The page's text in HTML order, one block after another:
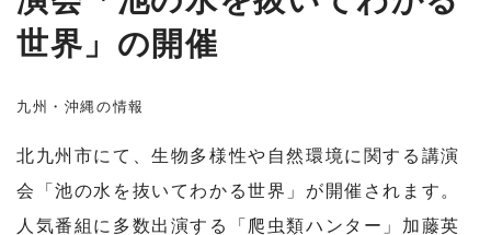
世界」の開催
九州・沖縄の情報
北九州市にて、生物多様性や自然環境に関する講演
会「池の水を抜いてわかる世界」が開催されます。
人気番組に多数出演する「爬虫類ハンター」加藤英